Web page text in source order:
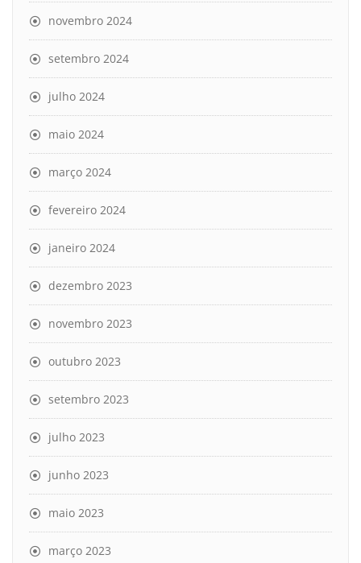
novembro 2024
setembro 2024
julho 2024
maio 2024
março 2024
fevereiro 2024
janeiro 2024
dezembro 2023
novembro 2023
outubro 2023
setembro 2023
julho 2023
junho 2023
maio 2023
março 2023